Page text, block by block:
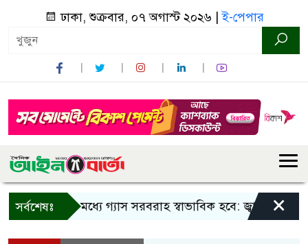
ঢাকা, শুক্রবার, ০৭ অগাস্ট ২০২৬ |ই-পেপার
সর্বশেষঃ
তিন দিনের মধ্যে গ্যাস সরবরাহ স্বাভাবিক হবে: জ্বালানি মন্ত্রী
×